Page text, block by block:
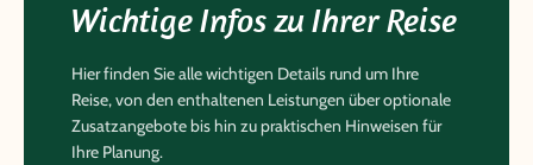
Wichtige Infos zu Ihrer Reise
Hier finden Sie alle wichtigen Details rund um Ihre
Reise, von den enthaltenen Leistungen über optionale
Zusatzangebote bis hin zu praktischen Hinweisen für
Ihre Planung.